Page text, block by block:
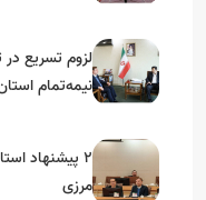
لزوم تسریع در
نیمه‌تمام
۲ پیشنهاد
مرزی